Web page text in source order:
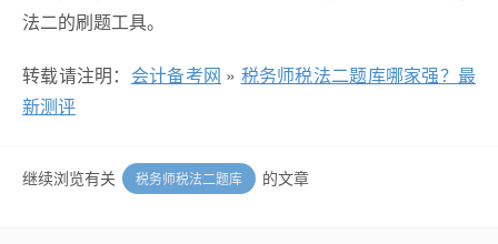
法二的刷题工具。
转载请注明： 会计备考网 » 税务师税法二题库哪家强？最
新测评
继续浏览有关 税务师税法二题库 的文章